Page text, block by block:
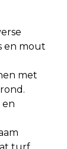
en mout
met
en
turf.